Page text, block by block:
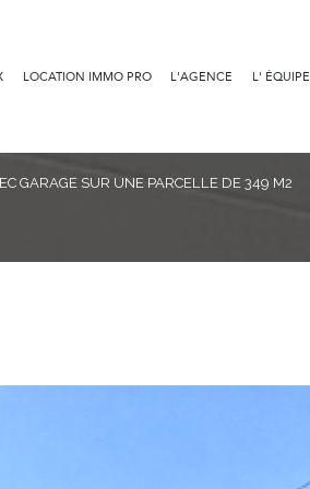
LOCATION IMMO PRO L'AGENCE L' ÉQUIPE
GARAGE SUR UNE PARCELLE DE 349 M2